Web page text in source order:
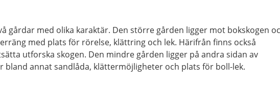
gårdar med olika karaktär. Den större gården ligger mot bokskogen
med plats för rörelse, klättring och lek. Härifrån finns också
utforska skogen. Den mindre gården ligger på andra sidan av
bland annat sandlåda, klättermöjligheter och plats för boll-lek.